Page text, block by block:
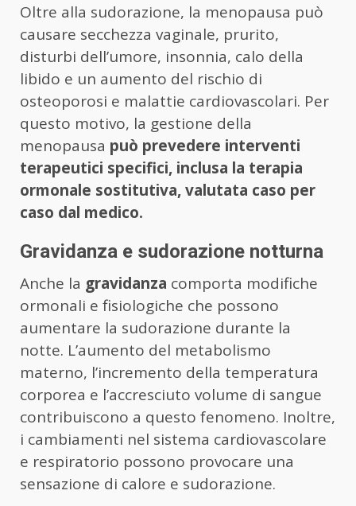
Oltre alla sudorazione, la menopausa può
causare secchezza vaginale, prurito,
disturbi dell’umore, insonnia, calo della
libido e un aumento del rischio di
osteoporosi e malattie cardiovascolari. Per
questo motivo, la gestione della
menopausa può prevedere interventi
terapeutici specifici, inclusa la terapia
ormonale sostitutiva, valutata caso per
caso dal medico.
Gravidanza e sudorazione notturna
Anche la gravidanza comporta modifiche
ormonali e fisiologiche che possono
aumentare la sudorazione durante la
notte. L’aumento del metabolismo
materno, l’incremento della temperatura
corporea e l’accresciuto volume di sangue
contribuiscono a questo fenomeno. Inoltre,
i cambiamenti nel sistema cardiovascolare
e respiratorio possono provocare una
sensazione di calore e sudorazione.